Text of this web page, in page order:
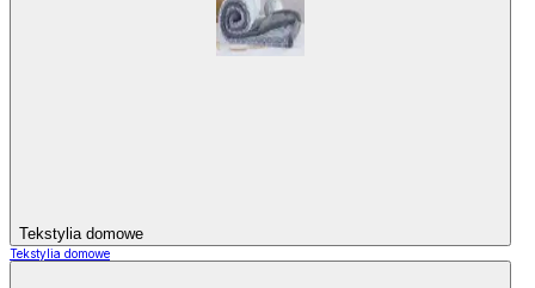
Tekstylia domowe
Tekstylia domowe